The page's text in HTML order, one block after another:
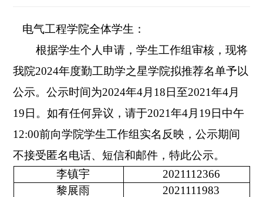
电气工程学院全体学生：
根据学生个人申请，学生工作组审核，现将
我院2024年度勤工助学之星学院拟推荐名单予以
公示。公示时间为2024年4月 18 日至2021年4月
19 日。如有任何异议，请于2021年4月 19 日中午
1 2:00前向学院学生工作组实名反映，公示期间
不接受匿名电话、短信和邮件，特此公示。
李镇宇
2021112366
黎展雨
2021111983